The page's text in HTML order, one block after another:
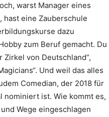
warst Manager eines
eine Zauberschule
dazu
zum Beruf gemacht. Du
Zirkel von Deutschland“,
Und weil das alles
Comedian, der 2018 für
nominiert ist. Wie kommt es,
Wege eingeschlagen